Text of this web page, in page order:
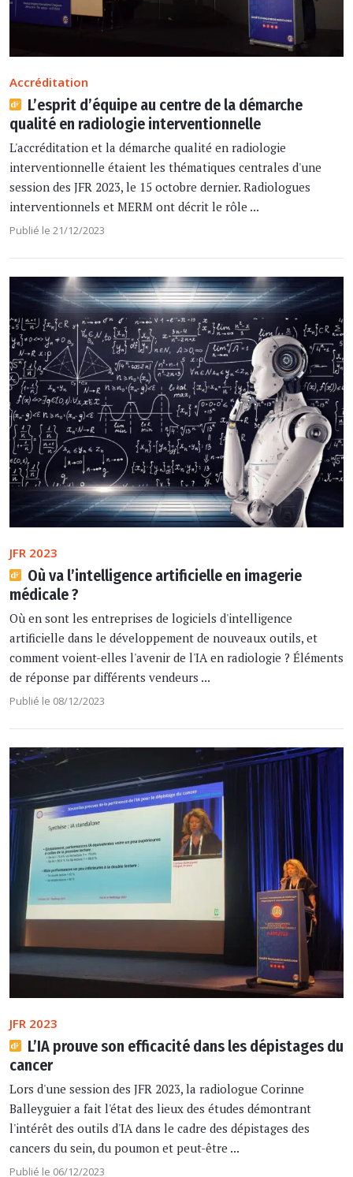
Accréditation
L’esprit d’équipe au centre de la démarche
qualité en radiologie interventionnelle
L'accréditation et la démarche qualité en radiologie
interventionnelle étaient les thématiques centrales d'une
session des JFR 2023, le 15 octobre dernier. Radiologues
interventionnels et MERM ont décrit le rôle ...
Publié le 21/12/2023
JFR 2023
Où va l’intelligence artificielle en imagerie
médicale ?
Où en sont les entreprises de logiciels d'intelligence
artificielle dans le développement de nouveaux outils, et
comment voient-elles l'avenir de l'IA en radiologie ? Éléments
de réponse par différents vendeurs ...
Publié le 08/12/2023
JFR 2023
L’IA prouve son efficacité dans les dépistages du
cancer
Lors d'une session des JFR 2023, la radiologue Corinne
Balleyguier a fait l'état des lieux des études démontrant
l'intérêt des outils d'IA dans le cadre des dépistages des
cancers du sein, du poumon et peut-être ...
Publié le 06/12/2023